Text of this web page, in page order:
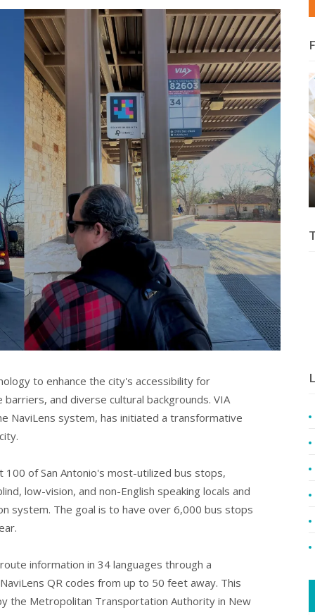
to enhance the city's accessibility for
and diverse cultural backgrounds. VIA
NaviLens system, has initiated a transformative
of San Antonio's most-utilized bus stops,
low-vision, and non-English speaking locals and
system. The goal is to have over 6,000 bus stops
information in 34 languages through a
QR codes from up to 50 feet away. This
the Metropolitan Transportation Authority in New